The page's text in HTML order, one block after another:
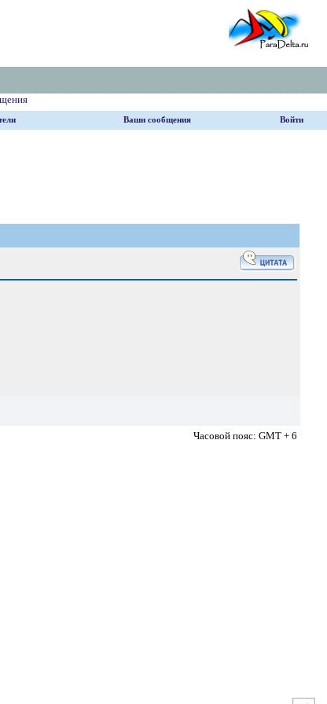
Ваши сообщения Войти
Часовой пояс: GMT + 6